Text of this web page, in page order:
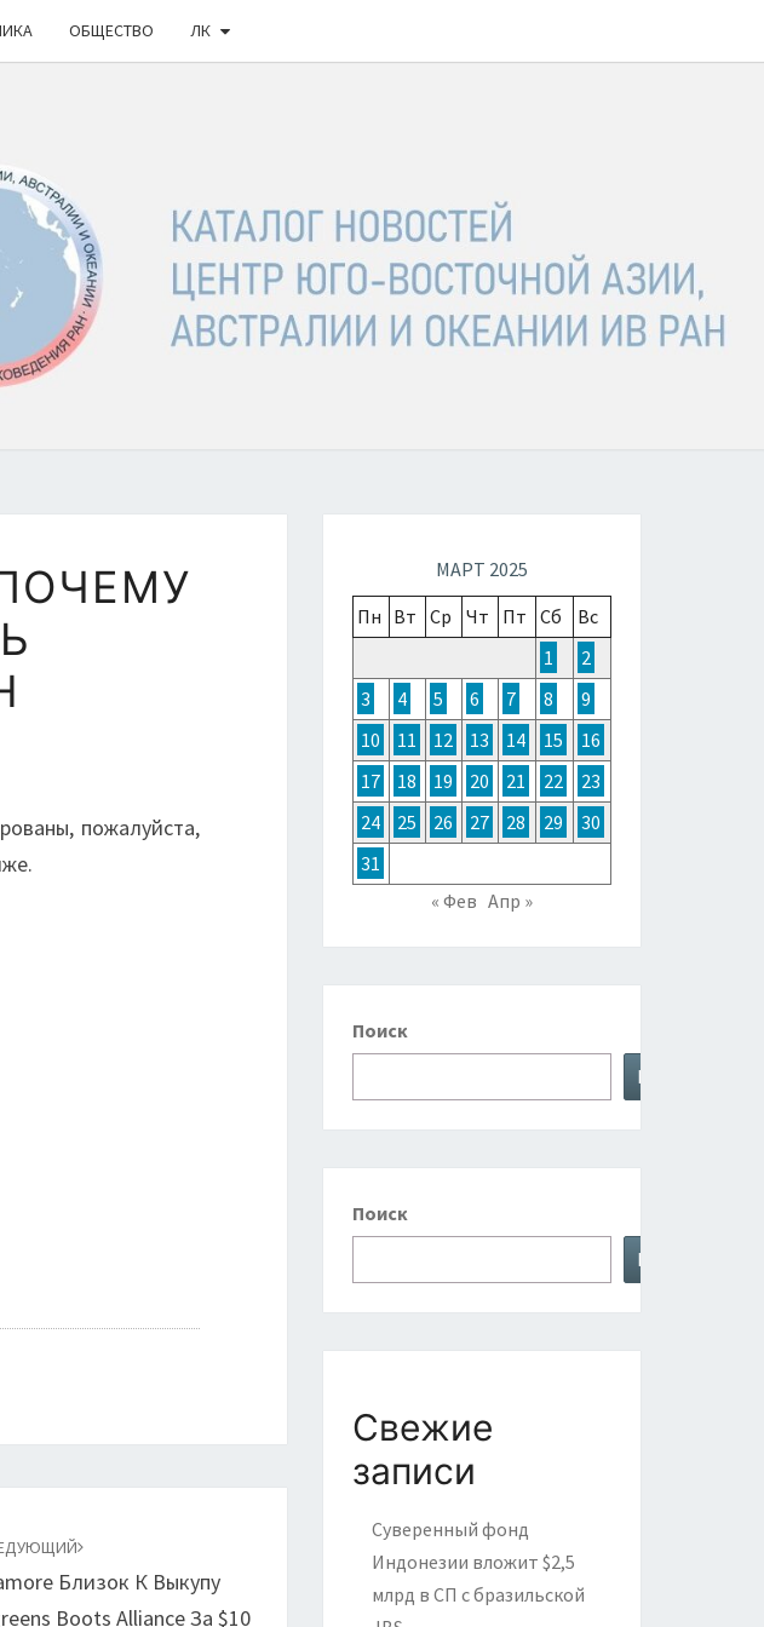
ОБЩЕСТВО ЛК
КАТАЛОГ
АЗИИ,
АВСТРАЛИИ
ОКЕАНИИ
пожалуйста,
Близок К Выкупу
Boots Alliance За $10
МАРТ 2025
Пн Вт Ср Чт Пт Сб
Вс
1
2
3
4 5 6 7 8
9
10
11 12 13 14 15
16
17
18 19 20 21 22
23
24
25 26 27 28 29
30
31
« Фев Апр »
Поиск
Поиск
Поиск
Поиск
Свежие
записи
Суверенный фонд
Индонезии вложит $2,5
млрд в СП с бразильской